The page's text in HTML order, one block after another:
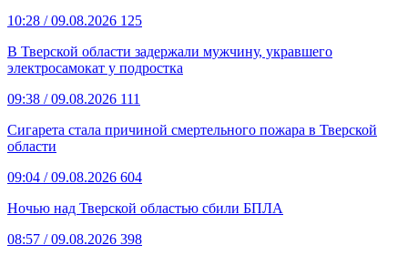
10:28 / 09.08.2026 125
В Тверской области задержали мужчину, укравшего
электросамокат у подростка
09:38 / 09.08.2026 111
Сигарета стала причиной смертельного пожара в Тверской
области
09:04 / 09.08.2026 604
Ночью над Тверской областью сбили БПЛА
08:57 / 09.08.2026 398